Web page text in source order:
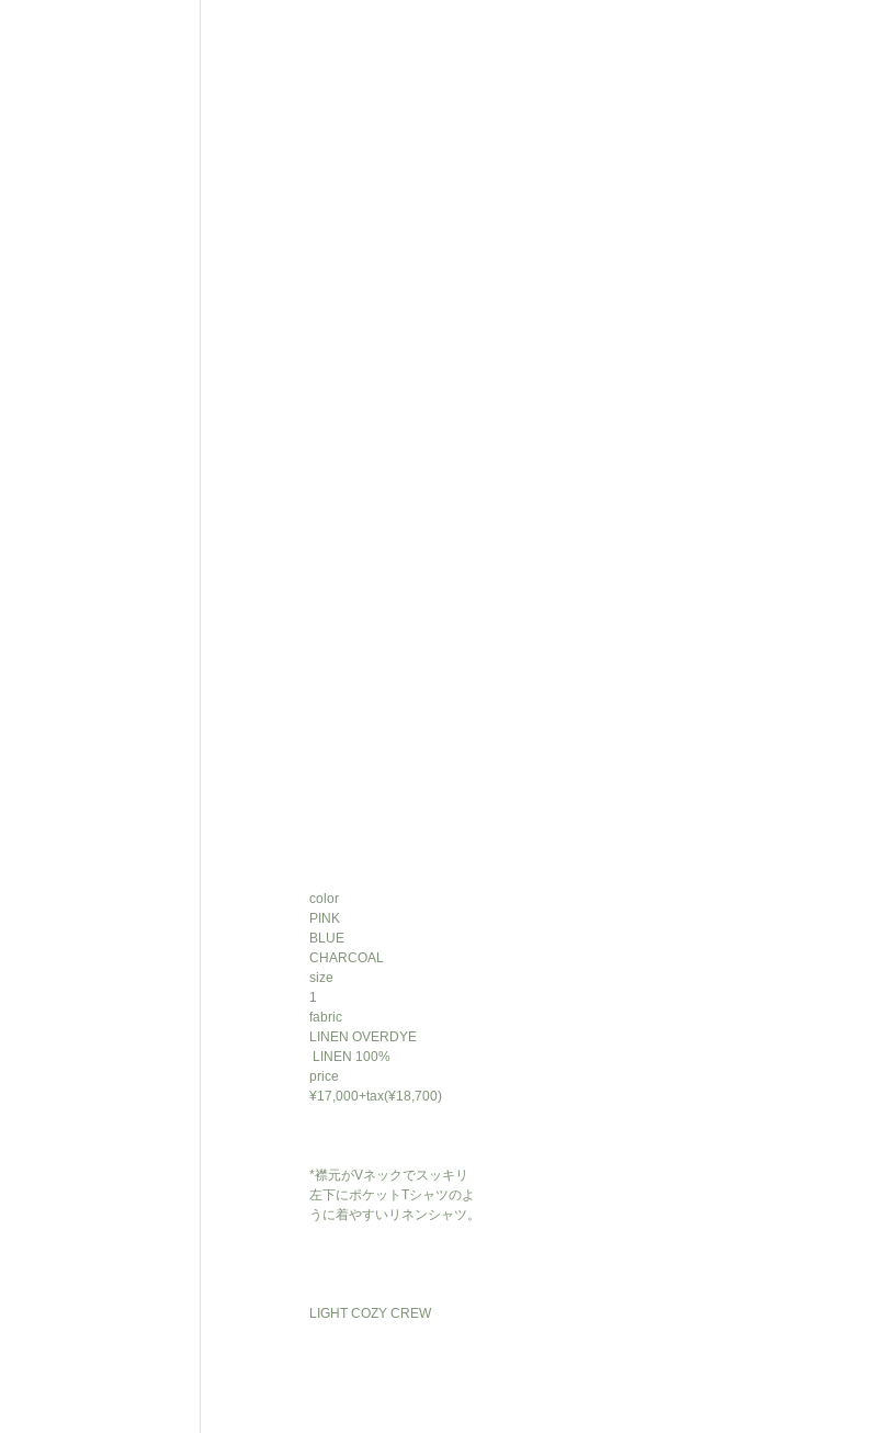
color
PINK
BLUE
CHARCOAL
size
1
fabric
LINEN OVERDYE
LINEN 100%
price
¥17,000+tax(¥18,700)
*襟元がVネックでスッキリ
左下にポケットTシャツのよ
うに着やすいリネンシャツ。
LIGHT COZY CREW